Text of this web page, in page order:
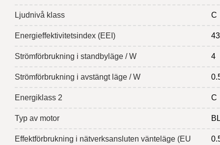
Ljudnivå klass C
Energieffektivitetsindex (EEI)
Strömförbrukning i standbyläge / W 4
Strömförbrukning i avstängt läge / W
Energiklass 2 C
Typ av motor
Effektförbrukning i nätverksansluten vänteläge (EU